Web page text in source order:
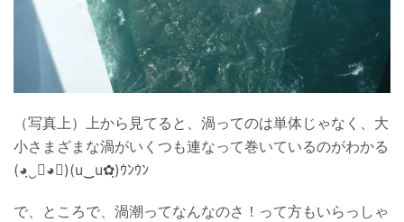
（写真上）上から見てると、渦ってのは単体じゃなく、大
小さまざまな渦がいくつも連なって巻いているのがわかる
(◕ฺ‿ฺ◕✿)(u‿ฺu✿ฺ)ｳﾝｳﾝ
で、ところで、渦潮ってなんなのさ！って方もいらっしゃ